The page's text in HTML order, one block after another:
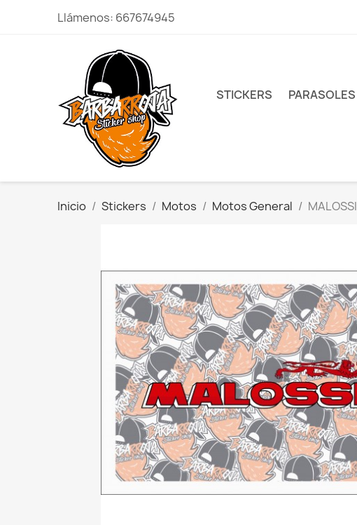
Llámenos: 667674945
STICKERS PARASOLES
Inicio Stickers Motos Motos General MALOSSI